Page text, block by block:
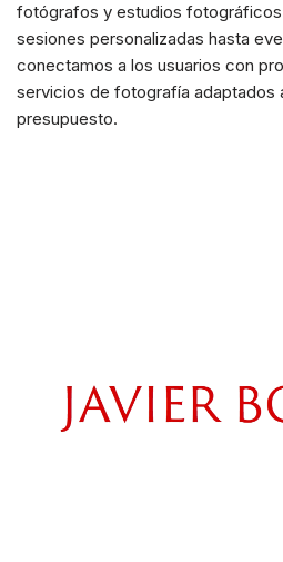
fotógrafos y estudios fotográficos
sesiones personalizadas hasta
conectamos a los usuarios con
servicios de fotografía adaptados
presupuesto.